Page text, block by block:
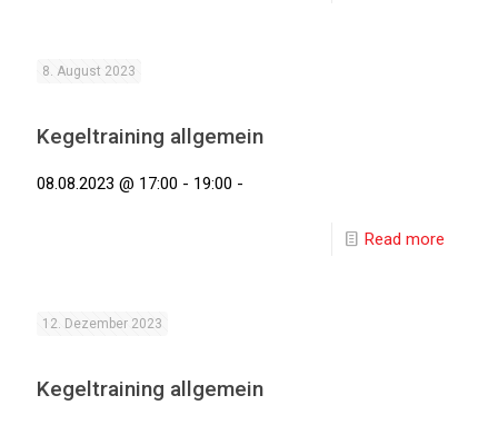
8. August 2023
Kegeltraining allgemein
08.08.2023 @ 17:00 - 19:00 -
Read more
12. Dezember 2023
Kegeltraining allgemein